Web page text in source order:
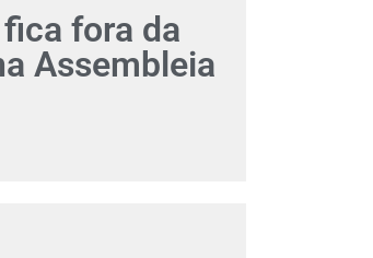
fora da
Assembleia